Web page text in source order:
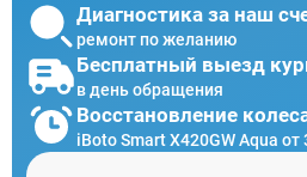
Диагностика за наш
ремонт по желанию
Бесплатный выезд
в день обращения
Восстановление
iBoto Smart Х420GW Aqua от